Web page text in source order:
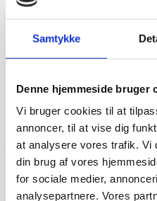
Samtykke
Denne hjemmeside bruger
Vi bruger cookies til at
annoncer, til at vise dig
at analysere vores trafik. Vi
din brug af vores
for sociale medier,
analysepartnere. Vores
Hendi piskeris 12 strenge
FRA23,00kr.34,95kr.
Kundetilfredshed
“Altid flinke og hjælpsom”
antik & retro
“Anette var rigtig sød, venlig og
en fejl levering og fik løst det i
og god weekend”
Vurderet af
“Bestilte kl.13 og havde tingene
Vurderet af Heidi Buch Jensen
“De ved rigtig meget om møbler”
“Det var en meget behagelig
“Ekspert i hvidevarer “